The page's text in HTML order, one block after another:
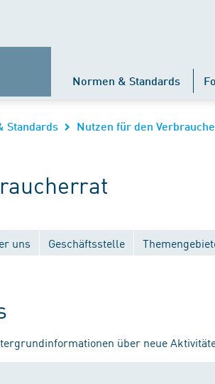
Normen & Standards
Standards Nutzen für den
uns Geschäftsstelle
über neue